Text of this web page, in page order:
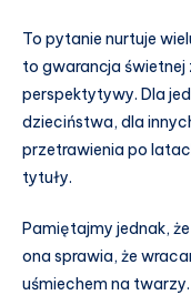
To pytanie nurtuje
to gwarancja
perspektytywy. Dla
dzieciństwa, dla
przetrawienia po
tytuły.
Pamiętajmy jednak,
ona sprawia, że
uśmiechem na